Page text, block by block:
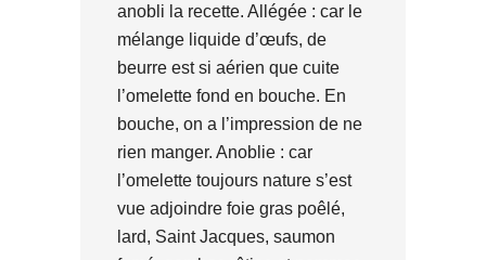
anobli la recette. Allégée : car le
mélange liquide d’œufs, de
beurre est si aérien que cuite
l’omelette fond en bouche. En
bouche, on a l’impression de ne
rien manger. Anoblie : car
l’omelette toujours nature s’est
vue adjoindre foie gras poêlé,
lard, Saint Jacques, saumon